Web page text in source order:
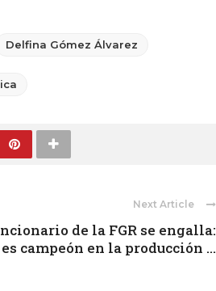
Delfina Gómez Álvarez
Next Article
de la FGR se engalla:
campeón en la producción ...